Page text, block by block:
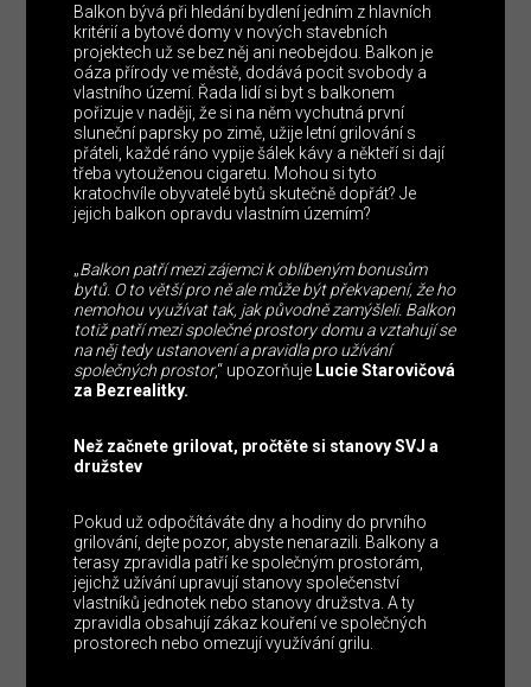
Balkon bývá při hledání bydlení jedním z hlavních
kritérií a bytové domy v nových stavebních
projektech už se bez něj ani neobejdou. Balkon je
oáza přírody ve městě, dodává pocit svobody a
vlastního území. Řada lidí si byt s balkonem
pořizuje v naději, že si na něm vychutná první
sluneční paprsky po zimě, užije letní grilování s
přáteli, každé ráno vypije šálek kávy a někteří si dají
třeba vytouženou cigaretu. Mohou si tyto
kratochvíle obyvatelé bytů skutečně dopřát? Je
jejich balkon opravdu vlastním územím?
„Balkon patří mezi zájemci k oblíbeným bonusům
bytů. O to větší pro ně ale může být překvapení, že ho
nemohou využívat tak, jak původně zamýšleli. Balkon
totiž patří mezi společné prostory domu a vztahují se
na něj tedy ustanovení a pravidla pro užívání
společných prostor,“ upozorňuje Lucie Starovičová
za Bezrealitky.
Než začnete grilovat, pročtěte si stanovy SVJ a
družstev
Pokud už odpočítáváte dny a hodiny do prvního
grilování, dejte pozor, abyste nenarazili. Balkony a
terasy zpravidla patří ke společným prostorám,
jejichž užívání upravují stanovy společenství
vlastníků jednotek nebo stanovy družstva. A ty
zpravidla obsahují zákaz kouření ve společných
prostorech nebo omezují využívání grilu.